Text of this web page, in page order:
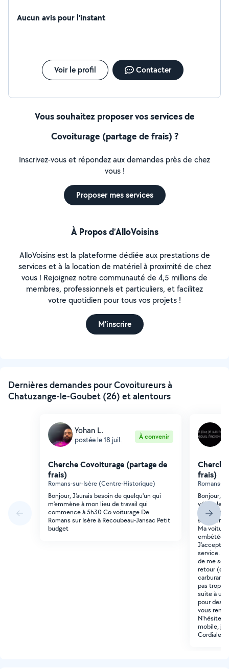
Aucun avis pour l'instant
Voir le profil Contacter
Vous souhaitez proposer vos services de
Covoiturage (partage de frais) ?
Inscrivez-vous et répondez aux demandes près de chez
vous !
Proposer mes services
À Propos d’AlloVoisins
AlloVoisins est la plateforme dédiée aux prestations de
services et à la location de matériel à proximité de chez
vous ! Rejoignez notre communauté de 4,5 millions de
membres, professionnels et particuliers, et facilitez
votre quotidien pour tous vos projets !
M'inscrire
Dernières demandes pour Covoitureurs à
Chatuzange-le-Goubet (26) et alentours
Yohan L.
postée le 18 juil. À convenir
Cherche Covoiturage (partage de
frais)
Romans-sur-Isère (Centre-Historique)
Bonjour, J'aurais besoin de quelqu'un qui
m'emmène à mon lieu de travail qui
commence à 5h30 Co voiturage De
Romans sur Isère à Recoubeau-Jansac Petit
budget
frais)
Romans-
Bonjour,
véhicule,
permettre
structure
Ma
embêtée,
J'accepte
service.
de me
retour
carburant
pas trop
suite à un
pour des
vous
N'hésitez
mobile, je